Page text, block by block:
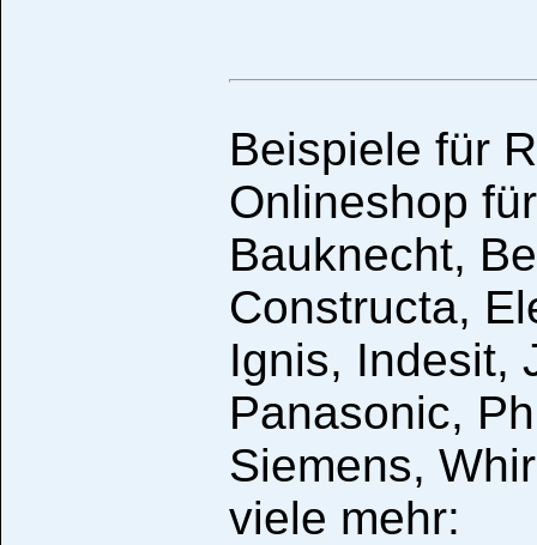
Beispiele für
Onlineshop
Bauknecht,
Constructa,
Ignis, Indesit,
Panasonic,
Siemens,
viele mehr: